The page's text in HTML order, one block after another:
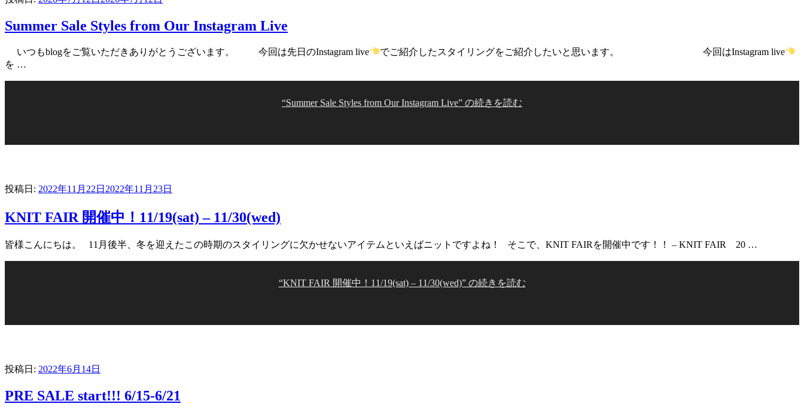
Summer Sale Styles from Our Instagram Live
いつもblogをご覧いただきありがとうございます。 今回は先日のInstagram live
でご紹介したスタイリングをご紹介したいと思います。 今回はInstagram live
を …
“Summer Sale Styles from Our Instagram Live” の続きを読む
投稿日: 2022年11月22日 2022年11月23日
KNIT FAIR 開催中！11/19(sat) – 11/30(wed)
皆様こんにちは。 11月後半、冬を迎えたこの時期のスタイリングに欠かせないアイテムといえばニットですよね！ そこで、KNIT FAIRを開催中です！！ – KNIT FAIR 20 …
“KNIT FAIR 開催中！11/19(sat) – 11/30(wed)” の続きを読む
投稿日: 2022年6月14日
PRE SALE start!!! 6/15-6/21